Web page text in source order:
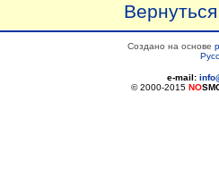
Создано на основе
e-mail:
© 2000-2015 NO